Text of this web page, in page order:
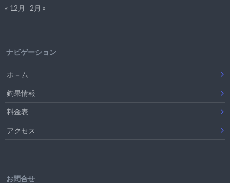
« 12月
2月 »
ナビゲーション
ホ－ム
釣果情報
料金表
アクセス
お問合せ